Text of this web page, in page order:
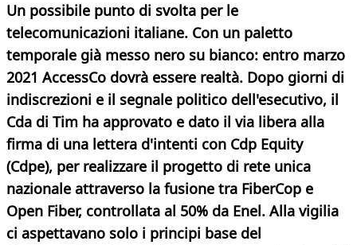
Un possibile punto di svolta per le
telecomunicazioni italiane. Con un paletto
temporale già messo nero su bianco: entro marzo
2021 AccessCo dovrà essere realtà. Dopo giorni di
indiscrezioni e il segnale politico dell'esecutivo, il
Cda di Tim ha approvato e dato il via libera alla
firma di una lettera d'intenti con Cdp Equity
(Cdpe), per realizzare il progetto di rete unica
nazionale attraverso la fusione tra FiberCop e
Open Fiber, controllata al 50% da Enel. Alla vigilia
ci aspettavano solo i principi base del